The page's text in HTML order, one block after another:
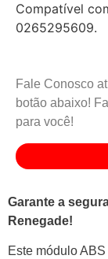
Compatível
0265295609.
Fale Conosco
botão abaixo!
para você!
Garante a
Renegade!
Este módulo